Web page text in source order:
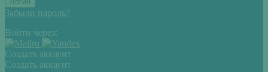
Забыли пароль?
Войти через:
Создать аккаунт
Создать аккаунт